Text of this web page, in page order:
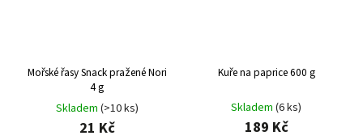
Mořské řasy Snack pražené Nori
4 g
Skladem (>10 ks)
21 Kč
Kuře na paprice 600 g
Skladem (6 ks)
189 Kč